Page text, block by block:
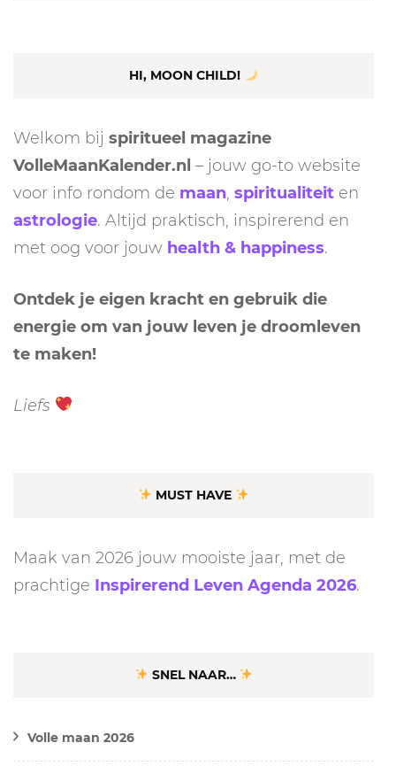
HI, MOON CHILD!
Welkom bij spiritueel magazine
VolleMaanKalender.nl – jouw go-to website
voor info rondom de maan, spiritualiteit en
astrologie. Altijd praktisch, inspirerend en
met oog voor jouw health & happiness.
Ontdek je eigen kracht en gebruik die
energie om van jouw leven je droomleven
te maken!
Liefs
MUST HAVE
Maak van 2026 jouw mooiste jaar, met de
prachtige Inspirerend Leven Agenda 2026.
SNEL NAAR…
Volle maan 2026